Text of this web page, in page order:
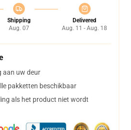
Shipping
Aug. 07
Delivered
Aug. 11 - Aug. 18
aan uw deur
pakketten beschikbaar
als het product niet wordt